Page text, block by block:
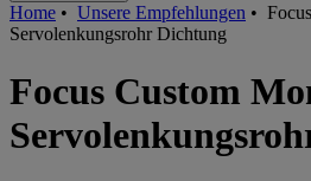
Home • Unsere Empfehlungen •
Servolenkungsrohr Dichtung
Focus Custom